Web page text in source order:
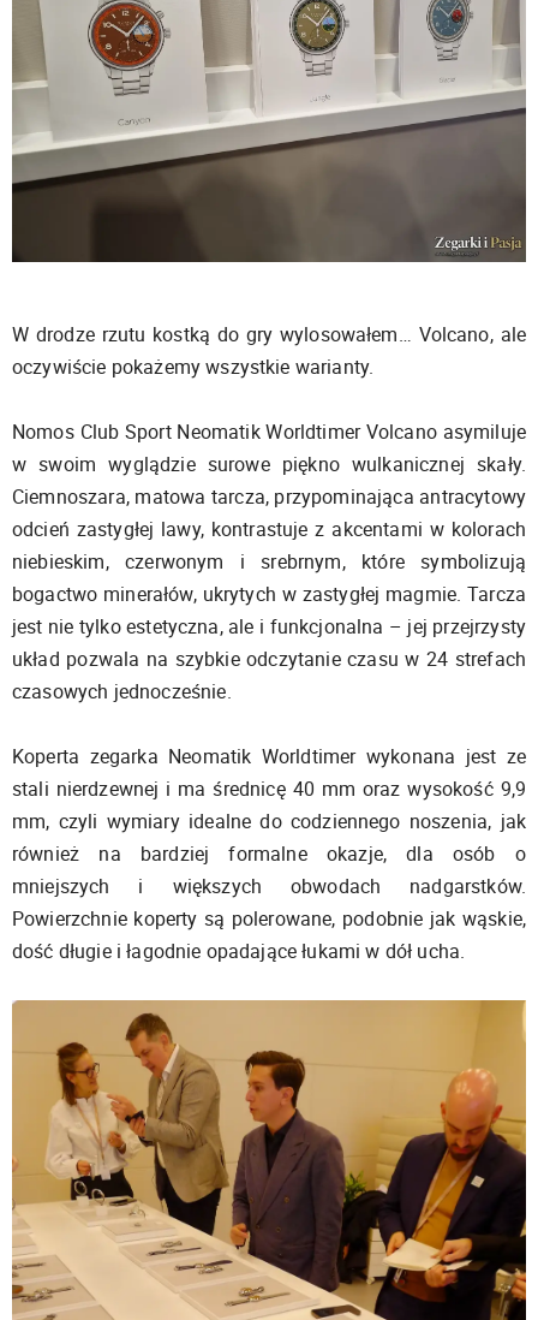
W drodze rzutu kostką do gry wylosowałem… Volcano, ale
oczywiście pokażemy wszystkie warianty.
Nomos Club Sport Neomatik Worldtimer Volcano asymiluje
w swoim wyglądzie surowe piękno wulkanicznej skały.
Ciemnoszara, matowa tarcza, przypominająca antracytowy
odcień zastygłej lawy, kontrastuje z akcentami w kolorach
niebieskim, czerwonym i srebrnym, które symbolizują
bogactwo minerałów, ukrytych w zastygłej magmie. Tarcza
jest nie tylko estetyczna, ale i funkcjonalna – jej przejrzysty
układ pozwala na szybkie odczytanie czasu w 24 strefach
czasowych jednocześnie.
Koperta zegarka Neomatik Worldtimer wykonana jest ze
stali nierdzewnej i ma średnicę 40 mm oraz wysokość 9,9
mm, czyli wymiary idealne do codziennego noszenia, jak
również na bardziej formalne okazje, dla osób o
mniejszych i większych obwodach nadgarstków.
Powierzchnie koperty są polerowane, podobnie jak wąskie,
dość długie i łagodnie opadające łukami w dół ucha.